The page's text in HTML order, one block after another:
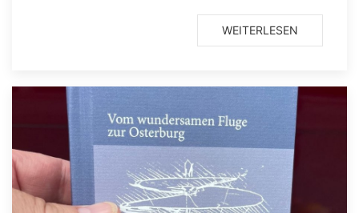
WEITERLESEN